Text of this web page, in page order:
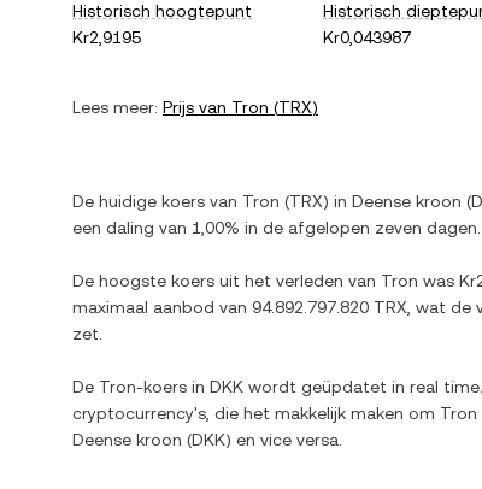
Historisch hoogtepunt
Kr2,9195
Historisch
Kr0,043987
Lees meer: Prijs van Tron (TRX)
De huidige koers van Tron (TRX) in Deense kroon (
een daling van 1,00% in de afgelopen zeven dagen.
De hoogste koers uit het verleden van Tron was
maximaal aanbod van 94.892.797.820 TRX , wat
zet.
De Tron-koers in DKK wordt geüpdatet in real
cryptocurrency's, die het makkelijk maken om Tron
Deense kroon (DKK) en vice versa.